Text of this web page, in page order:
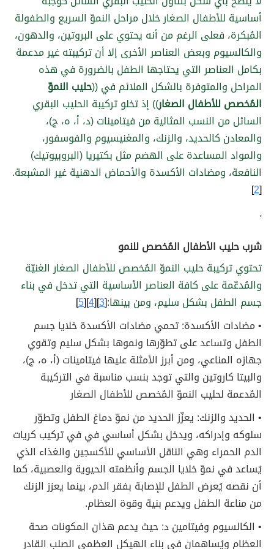
أساسية للأطفال الصغار خلال مراحل النموّ السريع والطفولة
المُبكرة، فعلى الرغم من أنه يحتوي على البروتين، والدهون،
والكالسيوم وبعض العناصر الأخرى إلا أن تركيبته غير مدعمة
بكامل العناصر التي يحتاجها الطفل بالضرورة في هذه
المراحل والمتوفرة بالشكل الملائم في ((حليب النموّ
المُخصص للأطفال الصغار)) إذ تخلو تركيبة الحليب البقري
السائل من النسب المثالية من فيتامينات (د، أ، ه، ج)،
والمعادن كالحديد، والزنك، والمغنيسيوم والفوسفور،
والمواد المساعدة على الهضم مثل بكتيريا (البروبيوتيك)
النافعة، ومضادات الأكسدة والأحماض الدهنية غير المشبعة.
[
2
]
'
شرب حليب الأطفال المُخصص للنمو
تحتوي تركيبة حليب النموّ المُخصص للأطفال الصغار الغنيّة
والمُدعّمة على كافة العناصر الأساسية التي تدخل في بناء
جسم الطفل بشكل سليم، ومن بينها:[
3
][
4
][
5
]
• مضادات الأكسدة: تحمي مضادات الأكسدة خلايا جسم
الطفل وتساعد على تطوّرها ونموها بشكل سليم وتقوي
جهازه المناعي، ومن أبرز الأمثلة عليها فيتامينات (أ، ه، ج)،
والبيتا كاروتين والتي توجد بنسب مناسبة في التركيبة
المُدعمة لحليب النموّ المُخصص للأطفال الصغار
• الحديد والزنك: يعزّز الحديد من نموّ دماغ الطفل وتطوّر
سلوكه وإدراكه، ويدخل بشكل أساسي في في تركيب كريات
الدم الحمراء وهي الناقل الأساسي للأكسجين والغذاء الذي
يُساعد في نموّ خلايا الجسم وأنظمته الحيوية والعصبية، كما
أن نقصه يُعرض الطفل للإصابة بفقر الدم، بينما يعزز الزنك
من مناعة الطفل ويدعم بنية وقوة العظام.
• الكالسيوم وفيتامين د: حيث يدعم هذان المكونات صحة
العظام ويُساهمان في بناء الهيكل العظمي الصلب القادر